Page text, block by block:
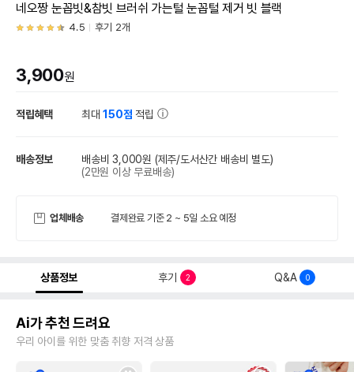
네오짱 눈꼽빗&참빗 브러쉬 가는털 눈꼽털 제거 빗 블랙
4.5 후기 2개
3,900원
적립혜택 최대150점 적립
배송정보 배송비 3,000원 (제주/도서산간 배송비 별도)
(2만원 이상 무료배송)
업체배송 결제완료 기준 2 ~ 5일 소요 예정
상품정보 후기 2 Q&A 0
Ai가 추천 드려요
우리 아이를 위한 맞춤 취향 저격 상품